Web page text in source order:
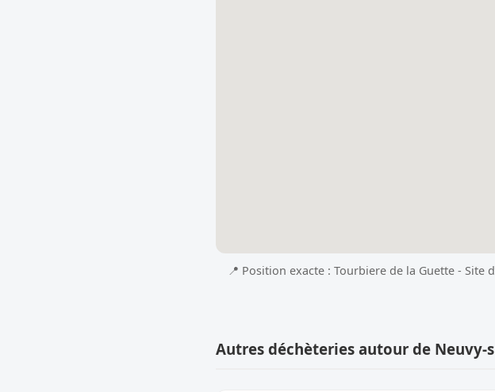
📍 Position exacte : Tourbiere de la Guette - Site
Autres déchèteries autour de Neuvy-